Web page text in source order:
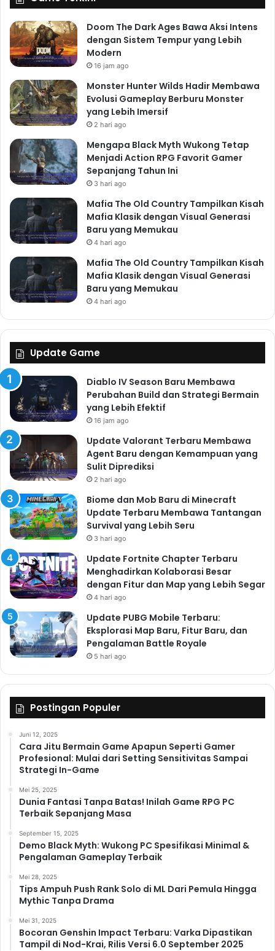
Doom The Dark Ages Bawa Aksi Intens
dengan Sistem Tempur yang Lebih
Modern
16 jam ago
Monster Hunter Wilds Hadir Membawa
Evolusi Gameplay Berburu Monster
yang Lebih Imersif
2 hari ago
Mengapa Black Myth Wukong Tetap
Menjadi Action RPG Favorit Gamer
Sepanjang Tahun Ini
3 hari ago
Mafia The Old Country Tampilkan Kisah
Mafia Klasik dengan Visual Generasi
Baru yang Memukau
4 hari ago
Mafia The Old Country Tampilkan Kisah
Mafia Klasik dengan Visual Generasi
Baru yang Memukau
4 hari ago
Update Game
Diablo IV Season Baru Membawa
Perubahan Build dan Strategi Bermain
yang Lebih Efektif
16 jam ago
Update Valorant Terbaru Membawa
Agent Baru dengan Kemampuan yang
Sulit Diprediksi
2 hari ago
Biome dan Mob Baru di Minecraft
Update Terbaru Membawa Tantangan
Survival yang Lebih Seru
3 hari ago
Update Fortnite Chapter Terbaru
Menghadirkan Kolaborasi Besar
dengan Fitur dan Map yang Lebih Segar
4 hari ago
Update PUBG Mobile Terbaru:
Eksplorasi Map Baru, Fitur Baru, dan
Pengalaman Battle Royale
5 hari ago
Postingan Populer
Juni 12, 2025
Cara Jitu Bermain Game Apapun Seperti Gamer
Profesional: Mulai dari Setting Sensitivitas Sampai
Strategi In-Game
Mei 25, 2025
Dunia Fantasi Tanpa Batas! Inilah Game RPG PC
Terbaik Sepanjang Masa
September 15, 2025
Demo Black Myth: Wukong PC Spesifikasi Minimal &
Pengalaman Gameplay Terbaik
Mei 28, 2025
Tips Ampuh Push Rank Solo di ML Dari Pemula Hingga
Mythic Tanpa Drama
Mei 31, 2025
Bocoran Genshin Impact Terbaru: Varka Dipastikan
Tampil di Nod-Krai, Rilis Versi 6.0 September 2025